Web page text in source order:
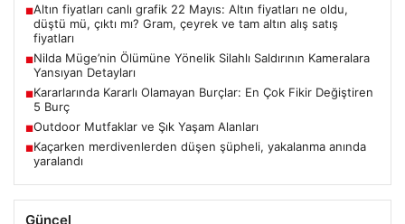
■Altın fiyatları canlı grafik 22 Mayıs: Altın fiyatları ne oldu,
düştü mü, çıktı mı? Gram, çeyrek ve tam altın alış satış
fiyatları
■Nilda Müge’nin Ölümüne Yönelik Silahlı Saldırının Kameralara
Yansıyan Detayları
■Kararlarında Kararlı Olamayan Burçlar: En Çok Fikir Değiştiren
5 Burç
■Outdoor Mutfaklar ve Şık Yaşam Alanları
■Kaçarken merdivenlerden düşen şüpheli, yakalanma anında
yaralandı
Güncel